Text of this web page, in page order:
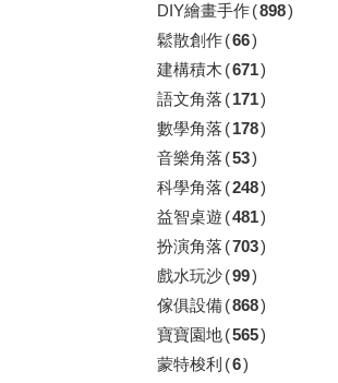
DIY繪畫手作(898)
鬆散創作(66)
建構積木 (671)
語文角落 (171)
數學角落 (178)
音樂角落 (53)
科學角落 (248)
益智桌遊 (481)
扮演角落 (703)
戲水玩沙(99)
傢俱設備(868)
寶寶園地(565)
蒙特梭利 (6)